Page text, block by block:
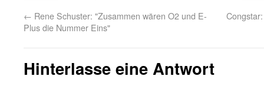
← Rene Schuster: "Zusammen wären O2 und E-
Plus die Nummer Eins"
Hinterlasse eine Antwort